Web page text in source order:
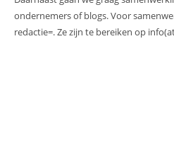
ondernemers of blogs. Voor
redactie=. Ze zijn te bereiken op